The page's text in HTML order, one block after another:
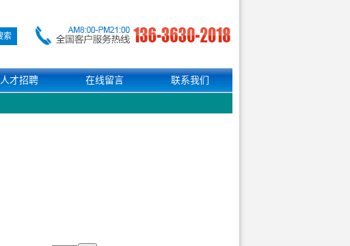
人才招聘 在线留言 联系我们